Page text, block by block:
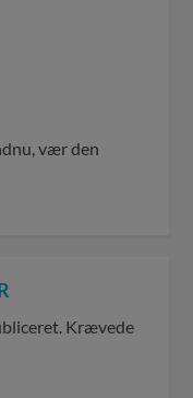
vær den
Krævede